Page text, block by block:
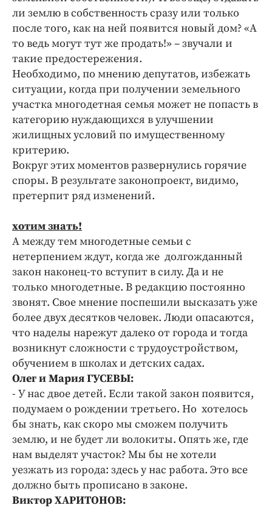
ли землю в собственность сразу или только
после того, как на ней появится новый дом? «А
то ведь могут тут же продать!» – звучали и
такие предостережения.
Необходимо, по мнению депутатов, избежать
ситуации, когда при получении земельного
участка многодетная семья может не попасть в
категорию нуждающихся в улучшении
жилищных условий по имущественному
критерию.
Вокруг этих моментов развернулись горячие
споры. В результате законопроект, видимо,
претерпит ряд изменений.
хотим знать!
А между тем многодетные семьи с
нетерпением ждут, когда же долгожданный
закон наконец-то вступит в силу. Да и не
только многодетные. В редакцию постоянно
звонят. Свое мнение поспешили высказать уже
более двух десятков человек. Люди опасаются,
что наделы нарежут далеко от города и тогда
возникнут сложности с трудоустройством,
обучением в школах и детских садах.
Олег и Мария ГУСЕВЫ:
- У нас двое детей. Если такой закон появится,
подумаем о рождении третьего. Но хотелось
бы знать, как скоро мы сможем получить
землю, и не будет ли волокиты. Опять же, где
нам выделят участок? Мы бы не хотели
уезжать из города: здесь у нас работа. Это все
должно быть прописано в законе.
Виктор ХАРИТОНОВ: